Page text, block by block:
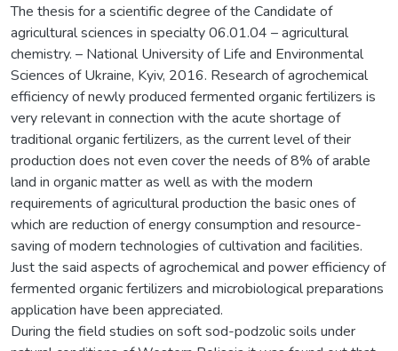
The thesis for a scientific degree of the Candidate of
agricultural sciences in specialty 06.01.04 – agricultural
chemistry. – National University of Life and Environmental
Sciences of Ukraine, Kyiv, 2016. Research of agrochemical
efficiency of newly produced fermented organic fertilizers is
very relevant in connection with the acute shortage of
traditional organic fertilizers, as the current level of their
production does not even cover the needs of 8% of arable
land in organic matter as well as with the modern
requirements of agricultural production the basic ones of
which are reduction of energy consumption and resource-
saving of modern technologies of cultivation and facilities.
Just the said aspects of agrochemical and power efficiency of
fermented organic fertilizers and microbiological preparations
application have been appreciated.
During the field studies on soft sod-podzolic soils under